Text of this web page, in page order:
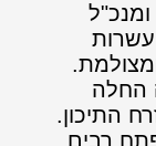
ומנכ"ל
החלה
התיכון.
רבים